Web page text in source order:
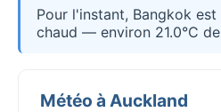
Pour l'instant, Bangkok
chaud — environ 21.0°C
Météo à Auckland